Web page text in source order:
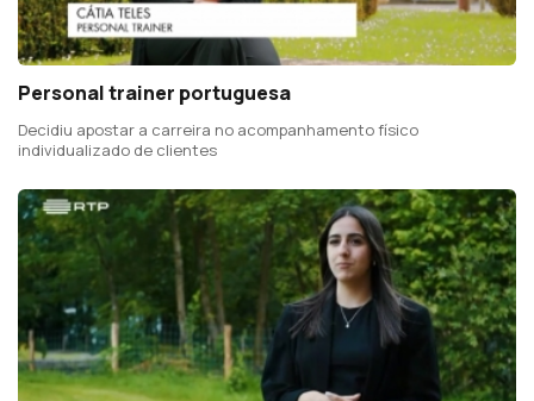
Personal trainer portuguesa
Decidiu apostar a carreira no acompanhamento físico
individualizado de clientes